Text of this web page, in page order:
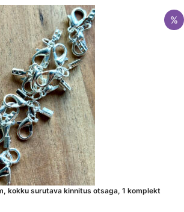
%
kokku surutava kinnitus otsaga, 1 komplekt